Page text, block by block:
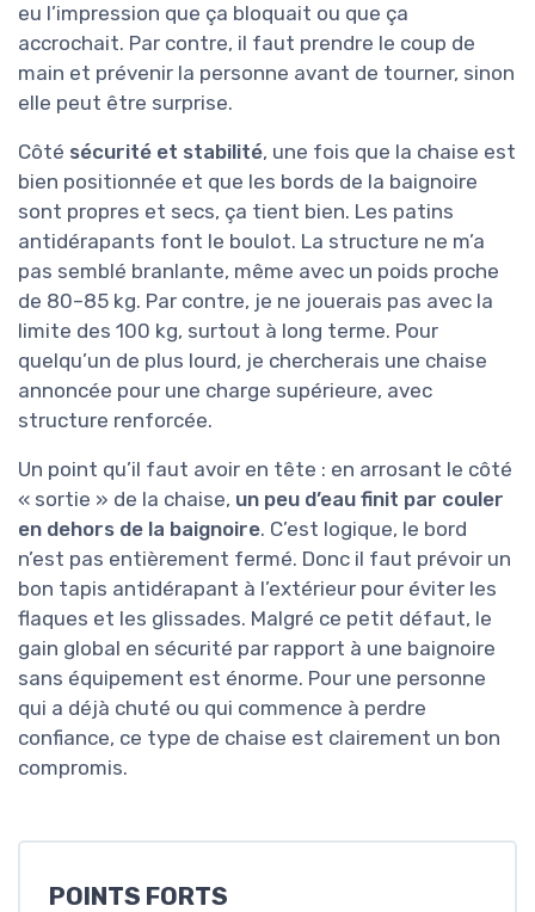
eu l’impression que ça bloquait ou que ça
accrochait. Par contre, il faut prendre le coup de
main et prévenir la personne avant de tourner, sinon
elle peut être surprise.
Côté sécurité et stabilité, une fois que la chaise est
bien positionnée et que les bords de la baignoire
sont propres et secs, ça tient bien. Les patins
antidérapants font le boulot. La structure ne m’a
pas semblé branlante, même avec un poids proche
de 80–85 kg. Par contre, je ne jouerais pas avec la
limite des 100 kg, surtout à long terme. Pour
quelqu’un de plus lourd, je chercherais une chaise
annoncée pour une charge supérieure, avec
structure renforcée.
Un point qu’il faut avoir en tête : en arrosant le côté
« sortie » de la chaise, un peu d’eau finit par couler
en dehors de la baignoire. C’est logique, le bord
n’est pas entièrement fermé. Donc il faut prévoir un
bon tapis antidérapant à l’extérieur pour éviter les
flaques et les glissades. Malgré ce petit défaut, le
gain global en sécurité par rapport à une baignoire
sans équipement est énorme. Pour une personne
qui a déjà chuté ou qui commence à perdre
confiance, ce type de chaise est clairement un bon
compromis.
POINTS FORTS